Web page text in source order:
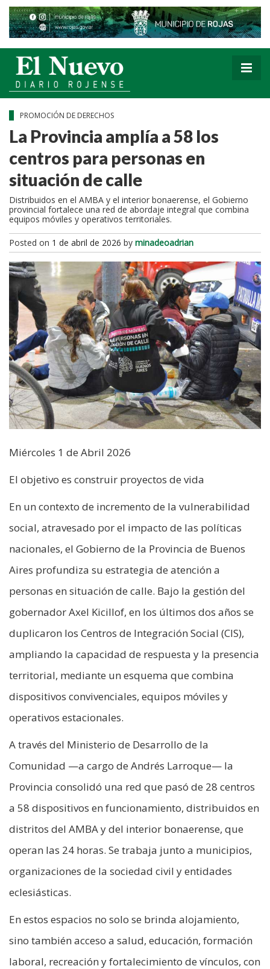
PROMOCIÓN DE DERECHOS
La Provincia amplía a 58 los
centros para personas en
situación de calle
Distribuidos en el AMBA y el interior bonaerense, el Gobierno
provincial fortalece una red de abordaje integral que combina
equipos móviles y operativos territoriales.
Posted on 1 de abril de 2026 by minadeoadrian
Miércoles 1 de Abril 2026
El objetivo es construir proyectos de vida
En un contexto de incremento de la vulnerabilidad
social, atravesado por el impacto de las políticas
nacionales, el Gobierno de la Provincia de Buenos
Aires profundiza su estrategia de atención a
personas en situación de calle. Bajo la gestión del
gobernador Axel Kicillof, en los últimos dos años se
duplicaron los Centros de Integración Social (CIS),
ampliando la capacidad de respuesta y la presencia
territorial, mediante un esquema que combina
dispositivos convivenciales, equipos móviles y
operativos estacionales.
A través del Ministerio de Desarrollo de la
Comunidad —a cargo de Andrés Larroque— la
Provincia consolidó una red que pasó de 28 centros
a 58 dispositivos en funcionamiento, distribuidos en
distritos del AMBA y del interior bonaerense, que
operan las 24 horas. Se trabaja junto a municipios,
organizaciones de la sociedad civil y entidades
eclesiásticas.
En estos espacios no solo se brinda alojamiento,
sino también acceso a salud, educación, formación
laboral, recreación y fortalecimiento de vínculos, con